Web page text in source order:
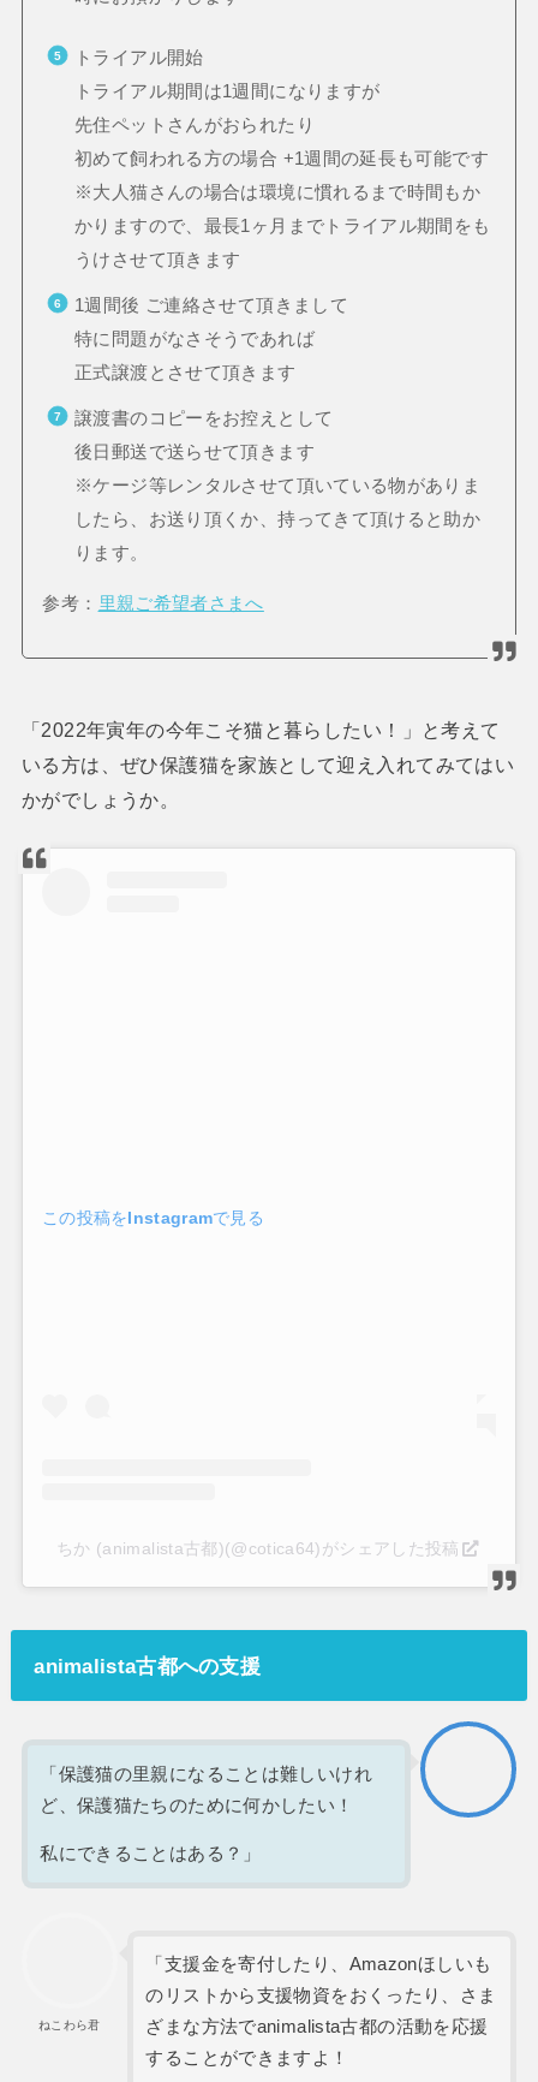
トライアル開始
トライアル期間は1週間になりますが
先住ペットさんがおられたり
初めて飼われる方の場合 +1週間の延長も可能です
※大人猫さんの場合は環境に慣れるまで時間もか
かりますので、最長1ヶ月までトライアル期間をも
うけさせて頂きます
1週間後 ご連絡させて頂きまして
特に問題がなさそうであれば
正式譲渡とさせて頂きます
譲渡書のコピーをお控えとして
後日郵送で送らせて頂きます
※ケージ等レンタルさせて頂いている物がありま
したら、お送り頂くか、持ってきて頂けると助か
ります。
参考： 里親ご希望者さまへ
「2022年寅年の今年こそ猫と暮らしたい！」と考えて
いる方は、ぜひ保護猫を家族として迎え入れてみてはい
かがでしょうか。
この投稿をInstagramで見る
ちか (animalista古都)(@cotica64)がシェアした投稿
animalista古都への支援
「保護猫の里親になることは難しいけれ
ど、保護猫たちのために何かしたい！
私にできることはある？」
ねこわら君
「支援金を寄付したり、Amazonほしいも
のリストから支援物資をおくったり、さま
ざまな方法でanimalista古都の活動を応援
することができますよ！